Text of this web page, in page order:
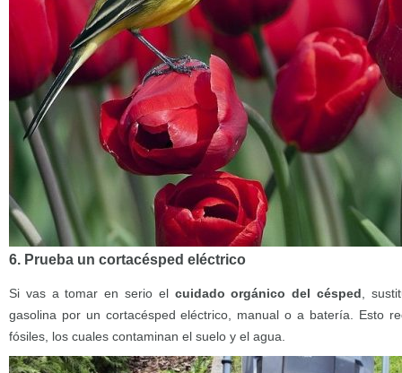
6. Prueba un cortacésped eléctrico
Si vas a tomar en serio el cuidado orgánico del césped ,
gasolina por un cortacésped eléctrico, manual o a batería. Esto
fósiles, los cuales contaminan el suelo y el agua.